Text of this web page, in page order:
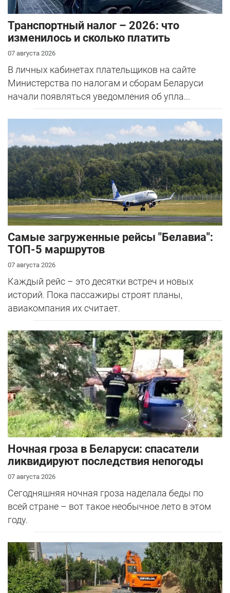
Транспортный налог – 2026: что
изменилось и сколько платить
07 августа 2026
В личных кабинетах плательщиков на сайте
Министерства по налогам и сборам Беларуси
начали появляться уведомления об упла...
Самые загруженные рейсы "Белавиа":
ТОП-5 маршрутов
07 августа 2026
Каждый рейс – это десятки встреч и новых
историй. Пока пассажиры строят планы,
авиакомпания их считает.
Ночная гроза в Беларуси: спасатели
ликвидируют последствия непогоды
07 августа 2026
Сегодняшняя ночная гроза наделала беды по
всей стране – вот такое необычное лето в этом
году.